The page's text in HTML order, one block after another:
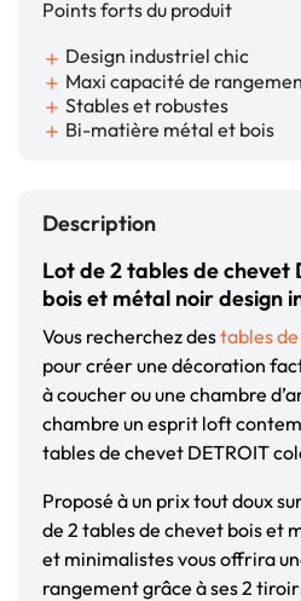
Points forts du produit
add Design industriel chic
add Maxi capacité de
add Stables et robustes
add Bi-matière métal et bois
Description
Lot de 2 tables de chevet
bois et métal noir design
Vous recherchez destables
pour créer une décoration
à coucher ou une chambre
chambre un esprit loft
tables de chevet DETROIT
Proposé à un prix tout doux
de 2 tables de chevet bois et
et minimalistes vous offrira
rangement grâce à ses 2